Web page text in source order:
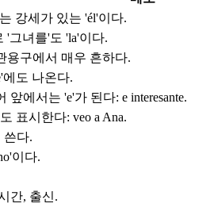
강세가 있는 'él'이다.
'그녀를'도 'la'이다.
용구에서 매우 흔하다.
에도 나온다.
에서는 'e'가 된다: e interesante.
표시한다: veo a Ana.
쓴다.
이다.
간, 출신.